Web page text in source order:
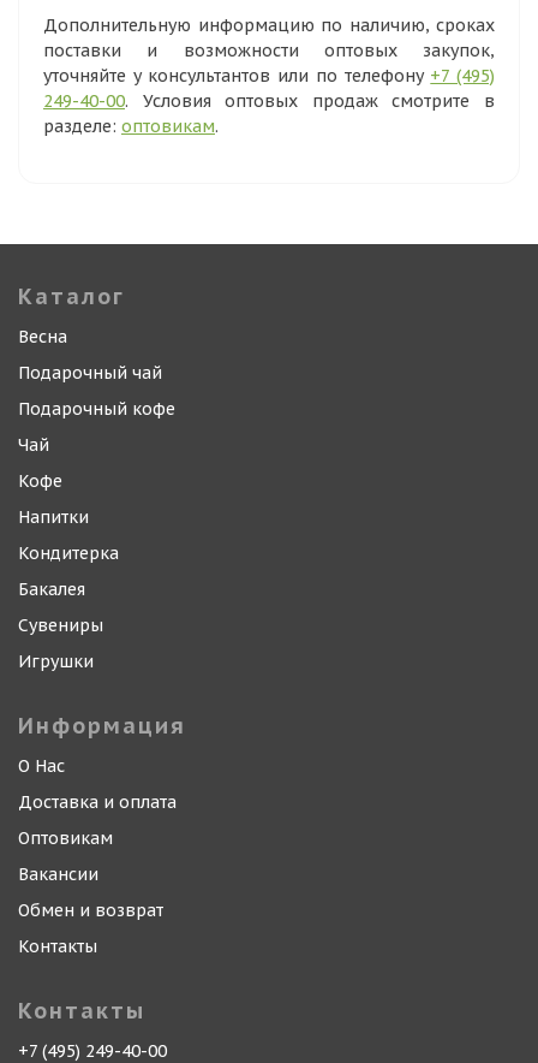
Дополнительную информацию по наличию, сроках
поставки и возможности оптовых закупок,
уточняйте у консультантов или по телефону +7 (495)
249-40-00. Условия оптовых продаж смотрите в
разделе: оптовикам.
Каталог
Весна
Подарочный чай
Подарочный кофе
Чай
Кофе
Напитки
Кондитерка
Бакалея
Сувениры
Игрушки
Информация
О Нас
Доставка и оплата
Оптовикам
Вакансии
Обмен и возврат
Контакты
Контакты
+7 (495) 249-40-00